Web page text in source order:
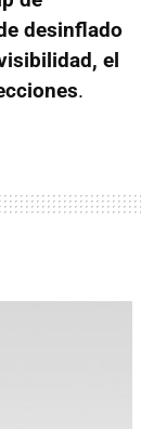
desinflado
el
.